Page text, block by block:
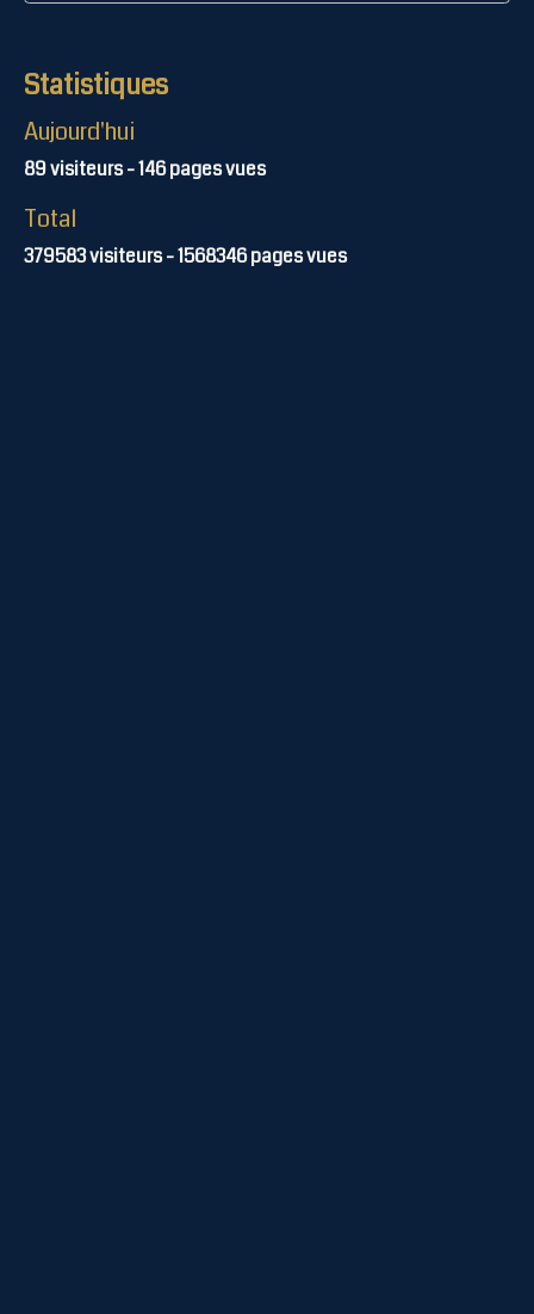
Statistiques
Aujourd'hui
89visiteurs -146pages vues
Total
379583visiteurs -1568346pages vues